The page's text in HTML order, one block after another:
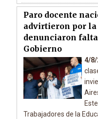
Paro docente
advirtieron por
denunciaron
Gobierno
4/8/
Trabajadores de la